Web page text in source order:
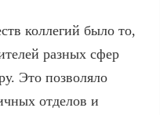
коллегий было то,
разных сфер
Это позволяло
отделов и